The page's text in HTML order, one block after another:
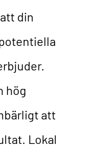
din
hög
att
Lokal